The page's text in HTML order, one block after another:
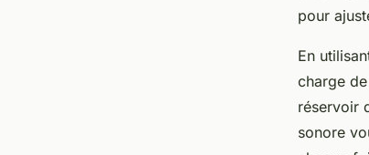
pour
En
charge
réservoir
sonore